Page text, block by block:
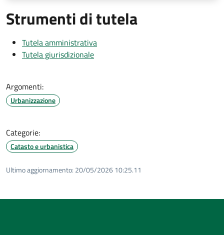
Strumenti di tutela
Tutela amministrativa
Tutela giurisdizionale
Argomenti:
Urbanizzazione
Categorie:
Catasto e urbanistica
Ultimo aggiornamento: 20/05/2026 10:25.11